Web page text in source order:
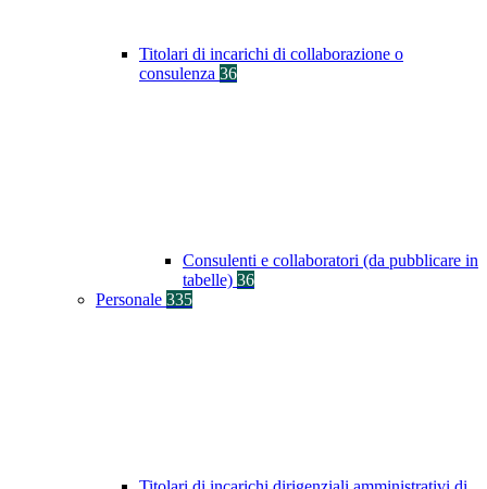
Titolari di incarichi di collaborazione o
consulenza 36
Consulenti e collaboratori (da pubblicare in
tabelle) 36
Personale 335